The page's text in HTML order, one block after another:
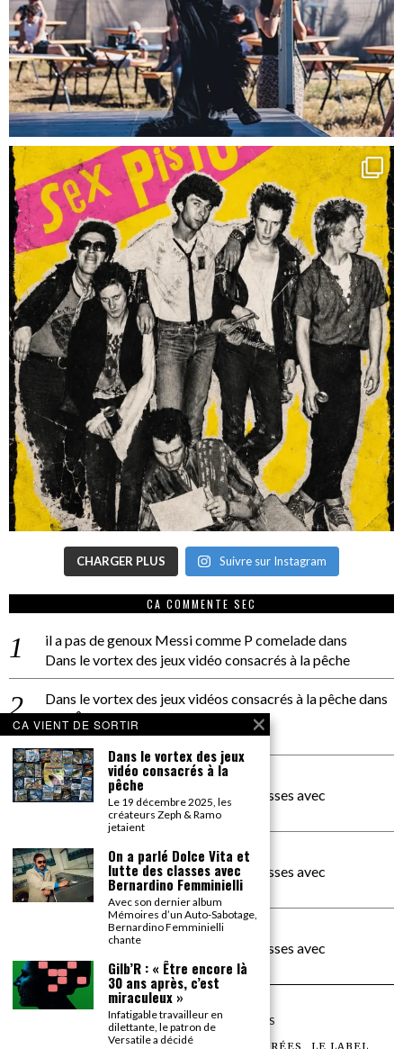
CHARGER PLUS Suivre sur Instagram
CA COMMENTE SEC
il a pas de genoux Messi comme P comeladedans
Dans le vortex des jeux vidéo consacrés à la pêche
Dans le vortex des jeux vidéos consacrés à la pêchedans
PACÔME THIELLEMENT
La séance d’Hip Gnose
La Patrie
dans
On a parlé Dolce Vita et lutte des classes avec
Bernardino Femminielli
carte noire negra à l'o tiededans
On a parlé Dolce Vita et lutte des classes avec
Bernardino Femminielli
moise et son mascarédans
On a parlé Dolce Vita et lutte des classes avec
Bernardino Femminielli
©2026TOUS DROITS RÉSERVÉS
LES ARTICLES LE MAGAZINE LES SOIRÉES LE LABEL
CA VIENT DE SORTIR
Dans le vortex des jeux
vidéo consacrés à la
pêche
Le 19 décembre 2025, les
créateurs Zeph & Ramo
jetaient
On a parlé Dolce Vita et
lutte des classes avec
Bernardino Femminielli
Avec son dernier album
Mémoires d’un Auto-Sabotage,
Bernardino Femminielli
chante
Gilb’R : « Être encore là
30 ans après, c’est
miraculeux »
Infatigable travailleur en
dilettante, le patron de
Versatile a décidé